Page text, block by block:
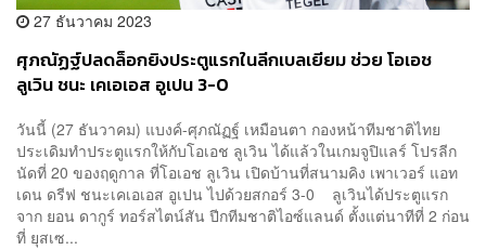
27 ธันวาคม 2023
ศุภณัฏฐ์ปลดล็อกยิงประตูแรกในลีกเบลเยียม ช่วย โอเอช
ลูเวิน ชนะ เคเอเอส อูเปน 3-0
วันนี้ (27 ธันวาคม) แบงค์-ศุภณัฏฐ์ เหมือนตา กองหน้าทีมชาติไทย
ประเดิมทำประตูแรกให้กับโอเอช ลูเวิน ได้แล้วในเกมจูปิแลร์ โปรลีก
นัดที่ 20 ของฤดูกาล ที่โอเอช ลูเวิน เปิดบ้านที่สนามคิง เพาเวอร์ แอท
เดน ดรีฟ ชนะเคเอเอส อูเปน ไปด้วยสกอร์ 3-0 ลูเวินได้ประตูแรก
จาก ยอน ดากูร์ ทอร์สไตน์สัน ปีกทีมชาติไอซ์แลนด์ ตั้งแต่นาทีที่ 2 ก่อน
ที่ ยุสเซ...